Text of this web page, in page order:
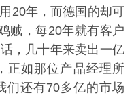
20年，而德国的却可
贼，每20年就有客户
，几十年来卖出一亿
正如那位产品经理所
们还有70多亿的市场